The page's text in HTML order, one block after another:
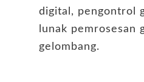
digital, pengontrol
lunak pemrosesan
gelombang.